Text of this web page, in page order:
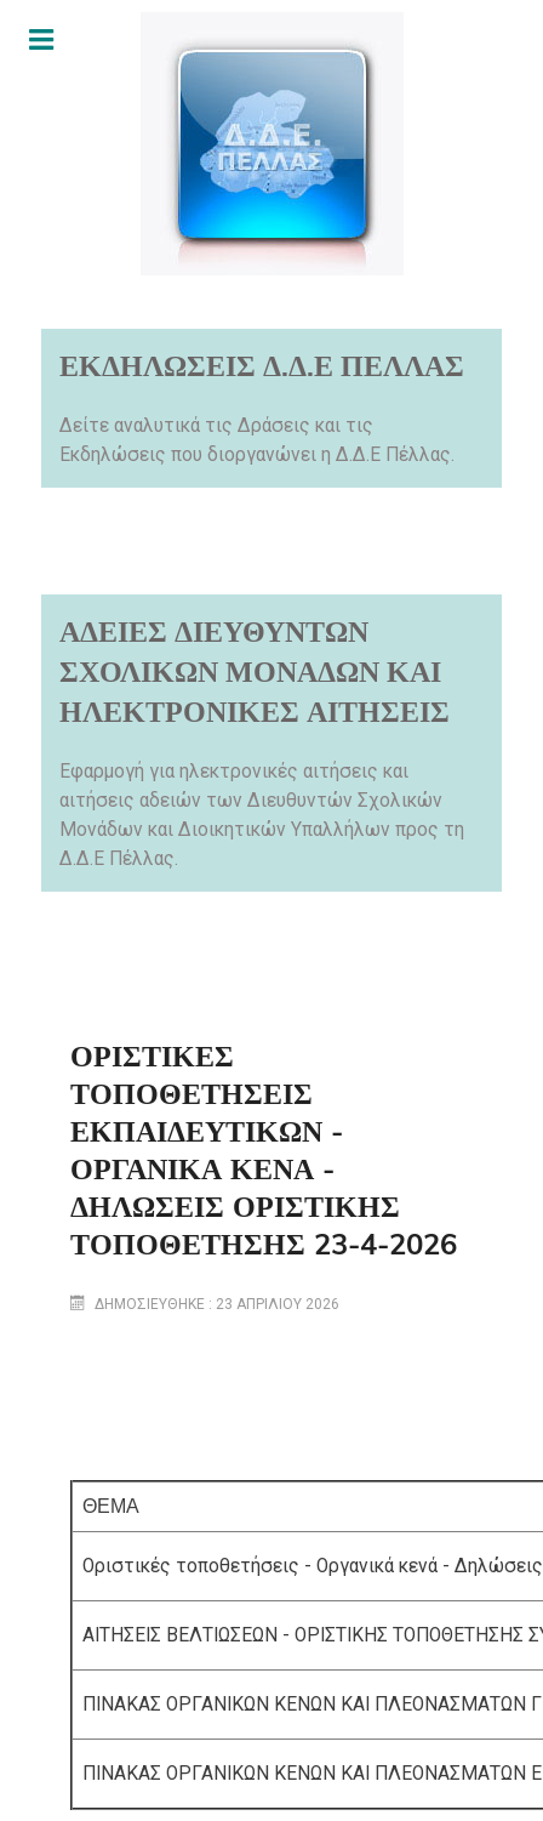
ΕΚΔΗΛΩΣΕΙΣ Δ.Δ.Ε ΠΕΛΛΑΣ
Δείτε αναλυτικά τις Δράσεις και τις
Εκδηλώσεις που διοργανώνει η Δ.Δ.Ε Πέλλας.
ΑΔΕΙΕΣ ΔΙΕΥΘΥΝΤΩΝ
ΣΧΟΛΙΚΩΝ ΜΟΝΑΔΩΝ ΚΑΙ
ΗΛΕΚΤΡΟΝΙΚΕΣ ΑΙΤΗΣΕΙΣ
Εφαρμογή για ηλεκτρονικές αιτήσεις και
αιτήσεις αδειών των Διευθυντών Σχολικών
Μονάδων και Διοικητικών Υπαλλήλων προς τη
Δ.Δ.Ε Πέλλας.
ΟΡΙΣΤΙΚΈΣ
ΤΟΠΟΘΕΤΉΣΕΙΣ
ΕΚΠΑΙΔΕΥΤΙΚΏΝ -
ΟΡΓΑΝΙΚΆ ΚΕΝΆ -
ΔΗΛΏΣΕΙΣ ΟΡΙΣΤΙΚΉΣ
ΤΟΠΟΘΈΤΗΣΗΣ 23-4-2026
ΔΗΜΟΣΙΕΎΘΗΚΕ : 23 ΑΠΡΙΛΊΟΥ 2026
ΘΕΜΑ
Οριστικές τοποθετήσεις - Οργανικά κενά -
ΑΙΤΗΣΕΙΣ ΒΕΛΤΙΩΣΕΩΝ - ΟΡΙΣΤΙΚΗΣ ΤΟΠΟΘΕΤΗΣΗΣ
ΠΙΝΑΚΑΣ ΟΡΓΑΝΙΚΩΝ ΚΕΝΩΝ ΚΑΙ ΠΛΕΟΝΑΣΜΑΤΩΝ
ΠΙΝΑΚΑΣ ΟΡΓΑΝΙΚΩΝ ΚΕΝΩΝ ΚΑΙ ΠΛΕΟΝΑΣΜΑΤΩΝ